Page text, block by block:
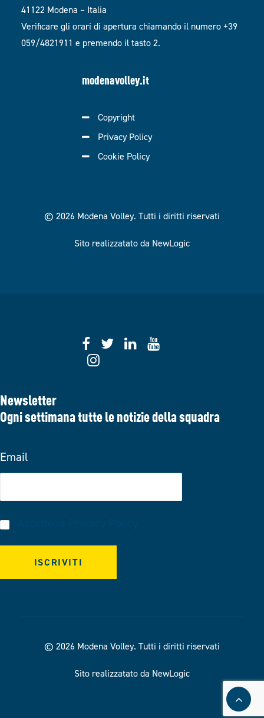
41122 Modena – Italia
Verificare gli orari di apertura chiamando il numero +39
059/4821911 e premendo il tasto 2.
modenavolley.it
Copyright
Privacy Policy
Cookie Policy
© 2026 Modena Volley. Tutti i diritti riservati
Sito realizzatato da NewLogic
Newsletter
Ogni settimana tutte le notizie della squadra
Email
© 2026 Modena Volley. Tutti i diritti riservati
Sito realizzatato da NewLogic